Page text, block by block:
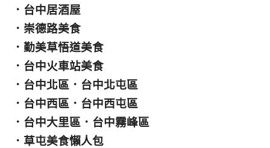
． 台中居酒屋
． 崇德路美食
． 勤美草悟道美食
． 台中火車站美食
． 台中北區 ． 台中北屯區
． 台中西區 ． 台中西屯區
． 台中大里區 ． 台中霧峰區
． 草屯美食懶人包